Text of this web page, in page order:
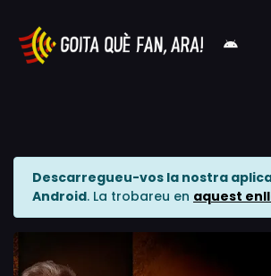
Descarregueu-vos la nostra
Android. La trobareu en aquest